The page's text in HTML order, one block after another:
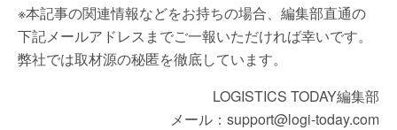
※本記事の関連情報などをお持ちの場合、編集部直通の
下記メールアドレスまでご一報いただければ幸いです。
弊社では取材源の秘匿を徹底しています。
LOGISTICS TODAY編集部
メール：support@logi-today.com